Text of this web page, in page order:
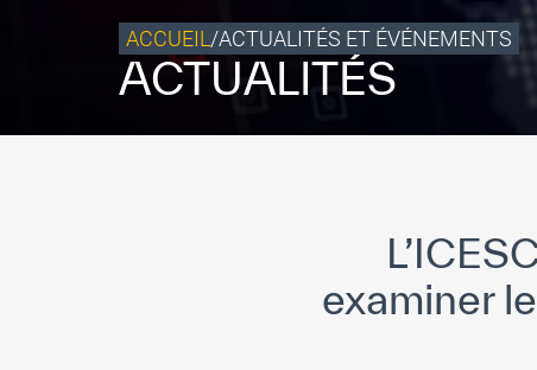
S’engager
ACCUEIL /ACTUALITÉS ET ÉVÉNEMENTS
ACTUALITÉS
examiner